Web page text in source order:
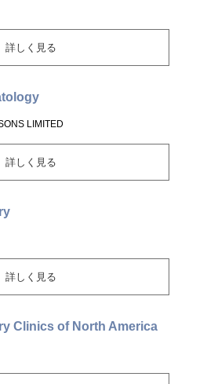
詳しく見る
LIMITED
詳しく見る
詳しく見る
Clinics of North America